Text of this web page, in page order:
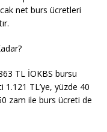
net burs ücretleri
TL İOKBS bursu
TL’ye, yüzde 40
zam ile burs ücreti de